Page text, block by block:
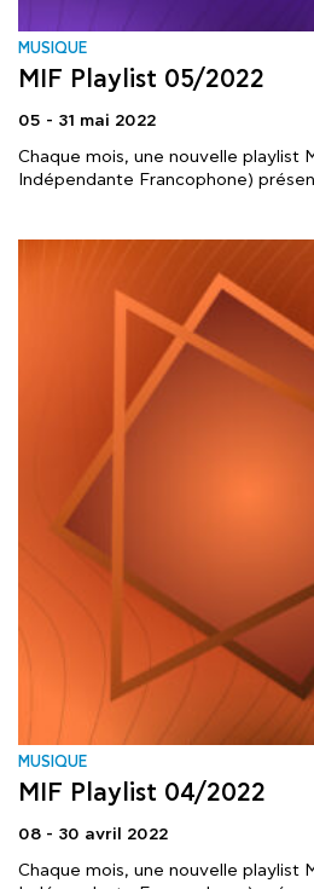
MUSIQUE
MIF Playlist 05/2022
05 - 31 mai 2022
Chaque mois, une nouvelle playlist
Indépendante Francophone)
MUSIQUE
MIF Playlist 04/2022
08 - 30 avril 2022
Chaque mois, une nouvelle playlist